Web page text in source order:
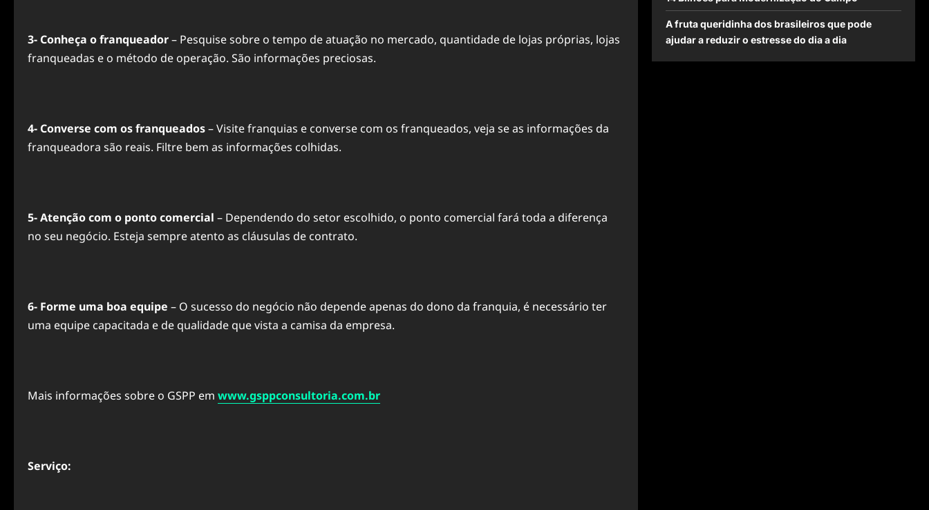
3- Conheça o franqueador– Pesquise sobre o tempo de atuação no mercado, quantidade de lojas próprias, lojas
franqueadas e o método de operação. São informações preciosas.
4- Converse com os franqueados– Visitefranquias e converse com os franqueados, veja se as informações da
franqueadora são reais. Filtre bem as informações colhidas.
5- Atenção com o ponto comercial – Dependendo do setor escolhido, o ponto comercial fará toda a diferença
no seu negócio. Esteja sempre atento as cláusulas de contrato.
6- Forme uma boa equipe – O sucesso do negócio não depende apenas do dono da franquia, é necessário ter
uma equipe capacitada e de qualidade que vista a camisa da empresa.
Mais informações sobre o GSPP em www.gsppconsultoria.com.br
Serviço:
A fruta queridinha dos brasileiros que pode
ajudar a reduzir o estresse do dia a dia